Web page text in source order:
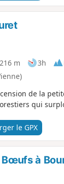
m 3h
de la
qui
le GPX
à